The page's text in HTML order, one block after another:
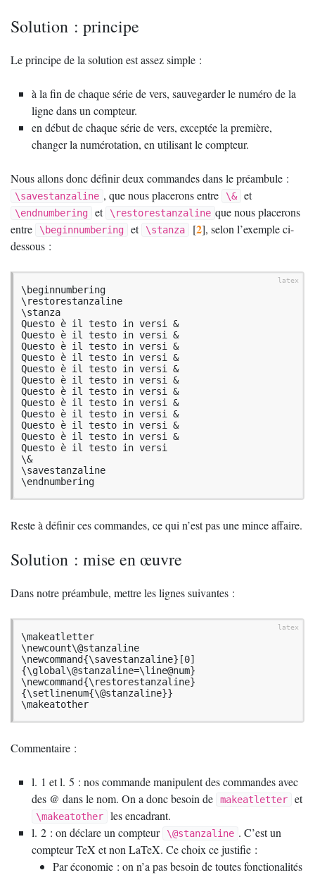
Solution : principe
Le principe de la solution est assez simple :
à la fin de chaque série de vers, sauvegarder le numéro de la
ligne dans un compteur.
en début de chaque série de vers, exceptée la première,
changer la numérotation, en utilisant le compteur.
Nous allons donc définir deux commandes dans le préambule :
\savestanzaline , que nous placerons entre \& et
\endnumbering et \restorestanzaline que nous placerons
entre
\beginnumbering et \stanza [2], selon l’exemple ci-
dessous :
\beginnumbering
\restorestanzaline
\stanza
Questo è il testo in versi &
Questo è il testo in versi &
Questo è il testo in versi &
Questo è il testo in versi &
Questo è il testo in versi &
Questo è il testo in versi &
Questo è il testo in versi &
Questo è il testo in versi &
Questo è il testo in versi &
Questo è il testo in versi &
Questo è il testo in versi &
Questo è il testo in versi
\&
\savestanzaline
\endnumbering
Reste à définir ces commandes, ce qui n’est pas une mince affaire.
Solution : mise en œuvre
Dans notre préambule, mettre les lignes suivantes :
\makeatletter
\newcount\@stanzaline
\newcommand{\savestanzaline}[0]
{\global\@stanzaline=\line@num}
\newcommand{\restorestanzaline}
{\setlinenum{\@stanzaline}}
\makeatother
Commentaire :
l. 1 et l. 5 : nos commande manipulent des commandes avec
des @ dans le nom. On a donc besoin de
makeatletter et
\makeatother
les encadrant.
l. 2 : on déclare un compteur
\@stanzaline . C’est un
compteur TeX et non LaTeX. Ce choix ce justifie :
Par économie : on n’a pas besoin de toutes fonctionalités